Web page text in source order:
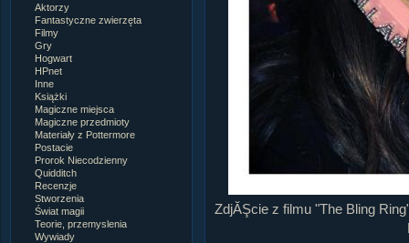
Aktorzy
Fantastyczne zwierzęta
Filmy
Gry
Hogwart
HPnet
Inne
Książki
Magiczne miejsca
Magiczne przedmioty
Materiały z Pottermore
Postacie
Prorok Niecodzienny
Quidditch
Recenzje
Stworzenia
Świat magii
Teorie, przemyslenia
Wywiady
ZdjĂŞcie z filmu "The Bling